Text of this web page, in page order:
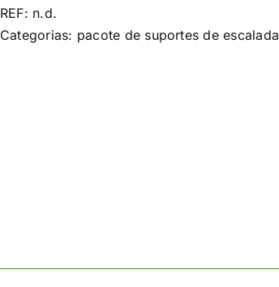
de
escalada
REF: n.d.
Categorias: pacote de suportes de escalada